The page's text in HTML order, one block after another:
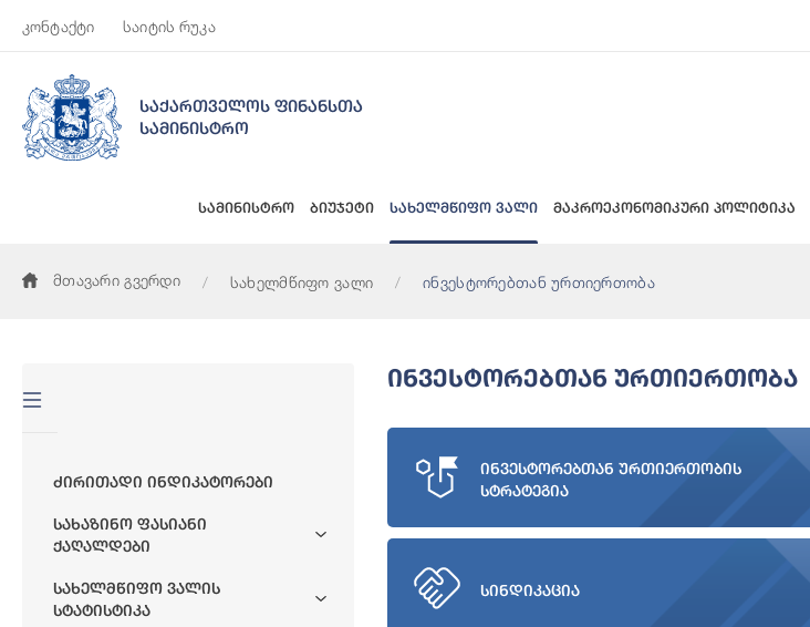
კონტაქტი საიტის რუკა
საქართველოს ფინანსთა
სამინისტრო
სამინისტრო ბიუჯეტი სახელმწიფო ვალი მაკროეკონომიკური პოლიტიკა
მთავარი გვერდი სახელმწიფო ვალი ინვესტორებთან ურთიერთობა
Ძირითადი Ინდიკატორები
Სახაზინო Ფასიანი
Ქაღალდები
Სახელმწიფო Ვალის
Სტატისტიკა
Ინვესტორებთან Ურთიერთობა
ინვესტორებთან ურთიერთობის
სტრატეგია
სინდიკაცია